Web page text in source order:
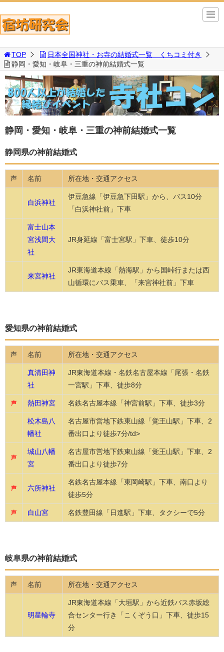
TOP
日本全国神社・お寺の結婚式一覧 くちコミ付き
静岡・愛知・岐阜・三重の神前結婚式一覧
静岡・愛知・岐阜・三重の神前結婚式一覧
静岡県の神前結婚式
声 名前 所在地・交通アクセス
白浜神社
伊豆急線「伊豆急下田駅」から、バス10分
「白浜神社前」下車
富士山本
宮浅間大
社
JR身延線「富士宮駅」下車、徒歩10分
来宮神社
JR東海道本線「熱海駅」から国峠行または西
山循環にバス乗車、「来宮神社前」下車
愛知県の神前結婚式
声 名前 所在地・交通アクセス
真清田神
社
JR東海道本線・名鉄名古屋本線「尾張・名鉄
一宮駅」下車、徒歩8分
声 熱田神宮 名鉄名古屋本線「神宮前駅」下車、徒歩3分
松木島八
幡社
名古屋市営地下鉄東山線「覚王山駅」下車、2
番出口より徒歩7分/td>
声
城山八幡
宮
名古屋市営地下鉄東山線「覚王山駅」下車、2
番出口より徒歩7分
声 六所神社
名鉄名古屋本線「東岡崎駅」下車、南口より
徒歩5分
声 白山宮 名鉄豊田線「日進駅」下車、タクシーで5分
岐阜県の神前結婚式
声 名前 所在地・交通アクセス
明星輪寺
JR東海道本線「大垣駅」から近鉄バス赤坂総
合センター行き「こくぞう口」下車、徒歩15
分